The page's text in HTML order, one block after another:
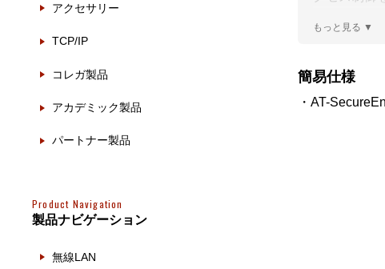
その他
製品関連資
動作検証
アクセサリー
TCP/IP
コレガ製品
アカデミック製品
パートナー製品
Product Navigation
製品ナビゲーション
無線LAN
す。
簡易仕様
・AT-